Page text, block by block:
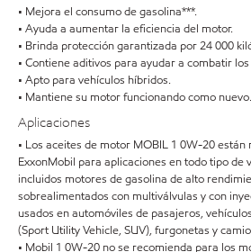
• Mejora el consumo de gasolina***.
• Ayuda a aumentar la eficiencia del motor.
• Brinda protección garantizada por 24 000
• Contiene aditivos para ayudar a combatir
• Apto para vehículos híbridos.
• Mantiene su motor funcionando como nuevo.
Aplicaciones
• Los aceites de motor MOBIL 1 0W-20
ExxonMobil para aplicaciones en todo tipo de
incluidos motores de gasolina de alto
sobrealimentados con multiválvulas y con
usados en automóviles de pasajeros,
(Sport Utility Vehicle, SUV), furgonetas y
• Mobil 1 0W-20 no se recomienda para los